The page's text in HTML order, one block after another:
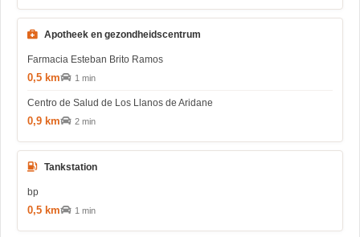
Apotheek en gezondheidscentrum
Farmacia Esteban Brito Ramos
0,5 km 1 min
Centro de Salud de Los Llanos de Aridane
0,9 km 2 min
Tankstation
bp
0,5 km 1 min